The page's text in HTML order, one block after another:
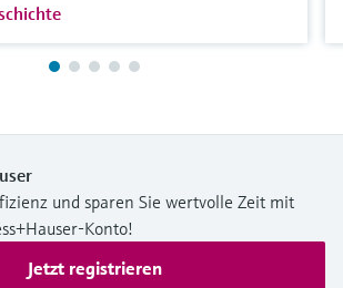
und sparen Sie wertvolle Zeit mit
Konto!
Jetzt registrieren